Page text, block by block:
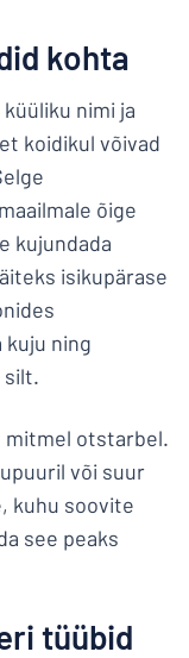
kujundamist
kohta
nimi ja
koidikul võivad
õige
kujundada
isikupärase
kuju ning
silt.
mitmel otstarbel.
või suur
kuhu soovite
see peaks
tüübid